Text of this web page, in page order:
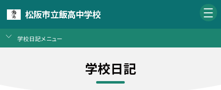
松阪市立飯高中学校
学校日記メニュー
学校日記